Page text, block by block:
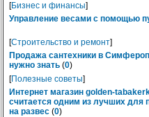
[Бизнес и финансы]
Управление весами с помощью
[Строительство и ремонт]
Продажа сантехники в
нужно знать (0)
[Полезные советы]
Интернет магазин golden-
считается одним из лучших для
на развес (0)